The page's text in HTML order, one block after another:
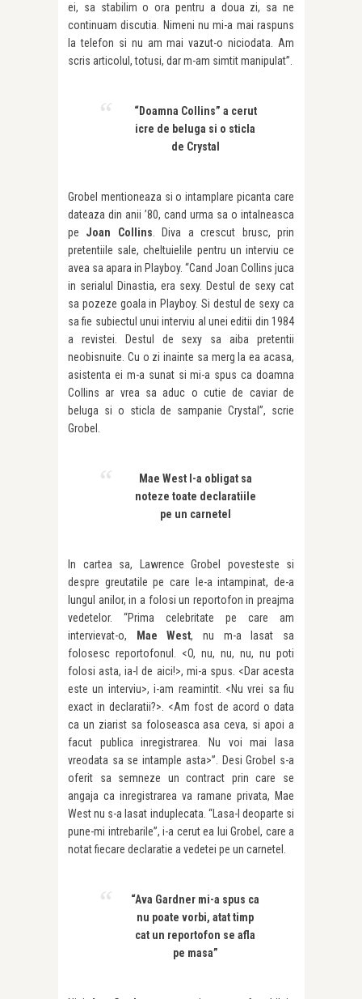
ei, sa stabilim o ora pentru a doua zi, sa ne
continuam discutia. Nimeni nu mi-a mai raspuns
la telefon si nu am mai vazut-o niciodata. Am
scris articolul, totusi, dar m-am simtit manipulat”.
“Doamna Collins” a cerut
icre de beluga si o sticla
de Crystal
Grobel mentioneaza si o intamplare picanta care
dateaza din anii ’80, cand urma sa o intalneasca
pe Joan Collins. Diva a crescut brusc, prin
pretentiile sale, cheltuielile pentru un interviu ce
avea sa apara in Playboy. “Cand Joan Collins juca
in serialul Dinastia, era sexy. Destul de sexy cat
sa pozeze goala in Playboy. Si destul de sexy ca
sa fie subiectul unui interviu al unei editii din 1984
a revistei. Destul de sexy sa aiba pretentii
neobisnuite. Cu o zi inainte sa merg la ea acasa,
asistenta ei m-a sunat si mi-a spus ca doamna
Collins ar vrea sa aduc o cutie de caviar de
beluga si o sticla de sampanie Crystal”, scrie
Grobel.
Mae West l-a obligat sa
noteze toate declaratiile
pe un carnetel
In cartea sa, Lawrence Grobel povesteste si
despre greutatile pe care le-a intampinat, de-a
lungul anilor, in a folosi un reportofon in preajma
vedetelor. “Prima celebritate pe care am
intervievat-o,
Mae West, nu m-a lasat sa
folosesc reportofonul. <O, nu, nu, nu, nu poti
folosi asta, ia-l de aici!>, mi-a spus. <Dar acesta
este un interviu>, i-am reamintit. <Nu vrei sa fiu
exact in declaratii?>. <Am fost de acord o data
ca un ziarist sa foloseasca asa ceva, si apoi a
facut publica inregistrarea. Nu voi mai lasa
vreodata sa se intample asta>”. Desi Grobel s-a
oferit sa semneze un contract prin care se
angaja ca inregistrarea va ramane privata, Mae
West nu s-a lasat induplecata. “Lasa-l deoparte si
pune-mi intrebarile”, i-a cerut ea lui Grobel, care a
notat fiecare declaratie a vedetei pe un carnetel.
“Ava Gardner mi-a spus ca
nu poate vorbi, atat timp
cat un reportofon se afla
pe masa”